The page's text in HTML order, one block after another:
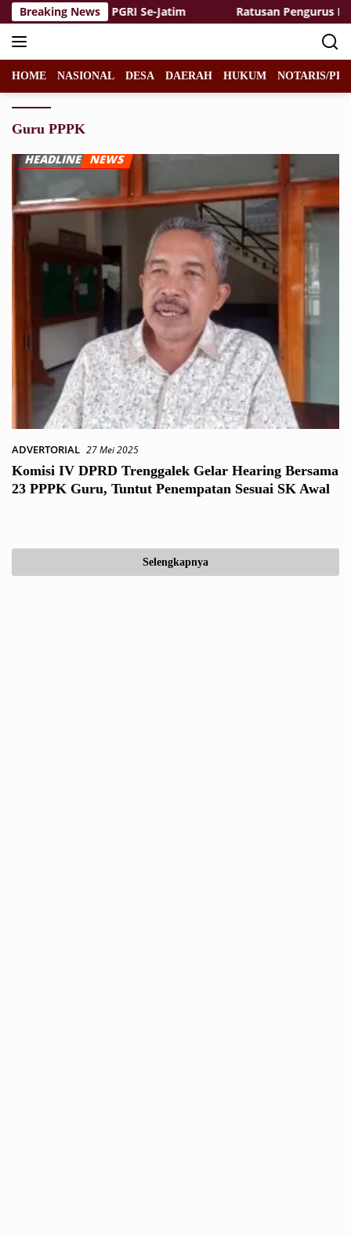
Langsung
ke
konten
Breaking News
Tinggi PGRI Se-Jatim Ratusan Pengurus NU
HOME NASIONAL DESA DAERAH HUKUM NOTARIS/
Guru PPPK
ADVERTORIAL 27 Mei 2025
Komisi IV DPRD Trenggalek Gelar Hearing Bersama
23 PPPK Guru, Tuntut Penempatan Sesuai SK Awal
Selengkapnya